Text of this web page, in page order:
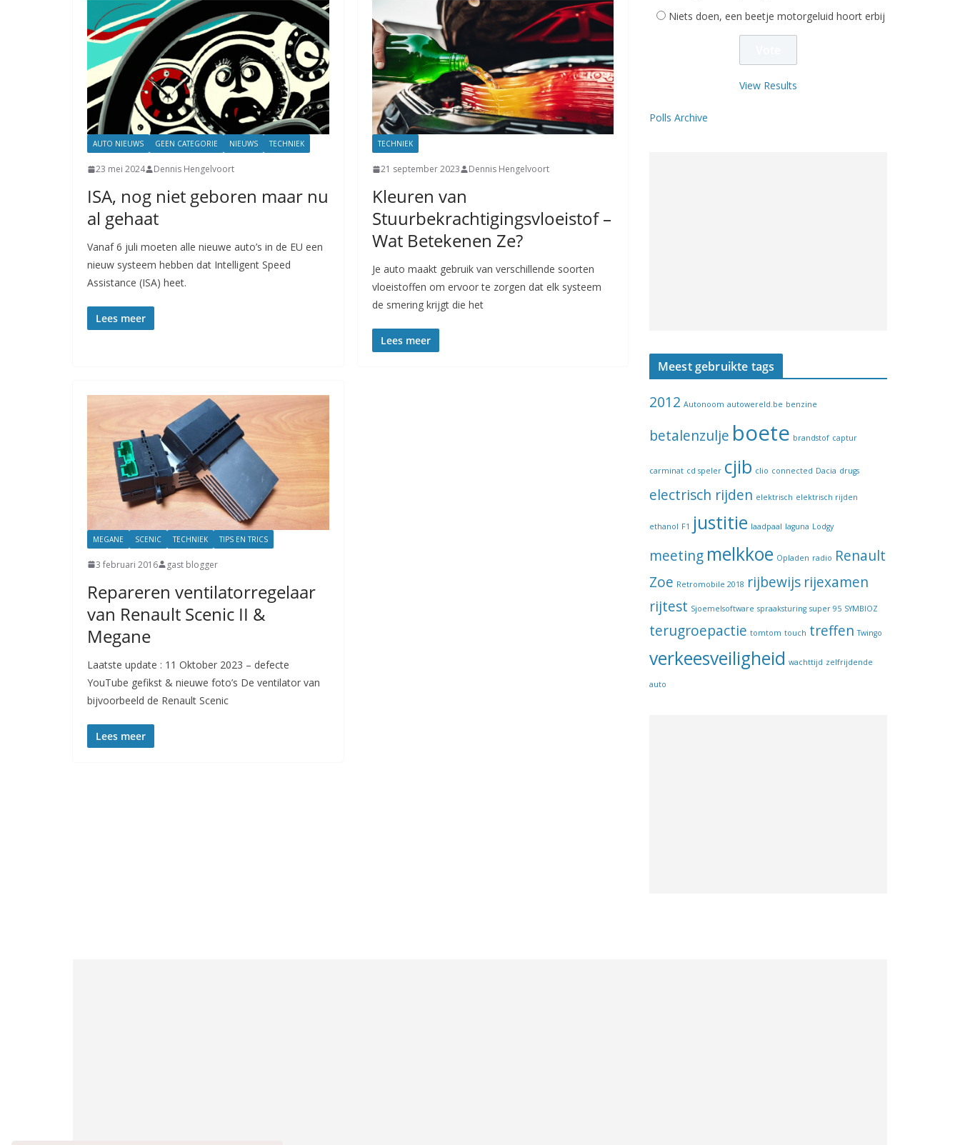
AUTO NIEUWS GEEN CATEGORIE NIEUWS TECHNIEK
23 mei 2024 Dennis Hengelvoort
ISA, nog niet geboren maar nu
al gehaat
Vanaf 6 juli moeten alle nieuwe auto’s in de EU een
nieuw systeem hebben dat Intelligent Speed
Assistance (ISA) heet.
Lees meer
TECHNIEK
21 september 2023 Dennis Hengelvoort
Kleuren van
Stuurbekrachtigingsvloeistof –
Wat Betekenen Ze?
Je auto maakt gebruik van verschillende soorten
vloeistoffen om ervoor te zorgen dat elk systeem
de smering krijgt die het
Lees meer
MEGANE SCENIC TECHNIEK TIPS EN TRICS
3 februari 2016 gast blogger
Repareren ventilatorregelaar
van Renault Scenic II &
Megane
Laatste update : 11 Oktober 2023 – defecte
YouTube gefikst & nieuwe foto’s De ventilator van
bijvoorbeeld de Renault Scenic
Lees meer
Niets doen, een beetje motorgeluid hoort erbij
View Results
Polls Archive
Meest gebruikte tags
2012 Autonoom autowereld.be benzine
betalenzulje boete brandstof captur
carminat cd speler cjib clio connected Dacia drugs
electrisch rijden elektrisch elektrisch rijden
ethanol F1 justitie laadpaal laguna Lodgy
meeting melkkoe Opladen radio Renault
Zoe Retromobile 2018 rijbewijs rijexamen
rijtest Sjoemelsoftware spraaksturing super 95 SYMBIOZ
terugroepactie tomtom touch treffen Twingo
verkeesveiligheid wachttijd zelfrijdende
auto